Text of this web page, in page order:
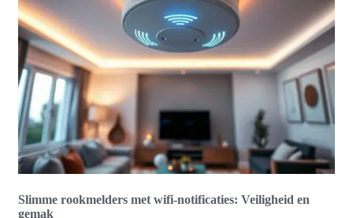
Slimme rookmelders met wifi-notificaties: Veiligheid en
gemak